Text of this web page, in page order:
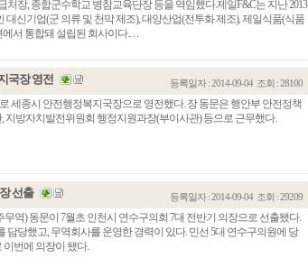
처장, 종합군수학교 병참교육단장 등을 역임했다.제일F&C는 지난 2013
대신기업(군 의류 및 천막 제조), 대양산업(전투화 제조), 제일식품(식품
서 통합돼 설립된 회사이다.. . .
국장 영전 등록일자 : 2014-09-04 조회 : 28100
세종시 안전행정복지국장으로 영전했다. 장 동문은 행안부 안전정책
지방자치발전위원회 행정지원과장(부이사관) 등으로 근무했다.
선출 등록일자 : 2014-09-04 조회 : 29209
무역) 동문이 7월초 인천시 연수구의회 7대 전반기 의장으로 선출됐다.
담당했고, 무역회사를 운영한 경력이 있다. 민선 5대 연수구의원에 당
이번에 의장이 됐다.